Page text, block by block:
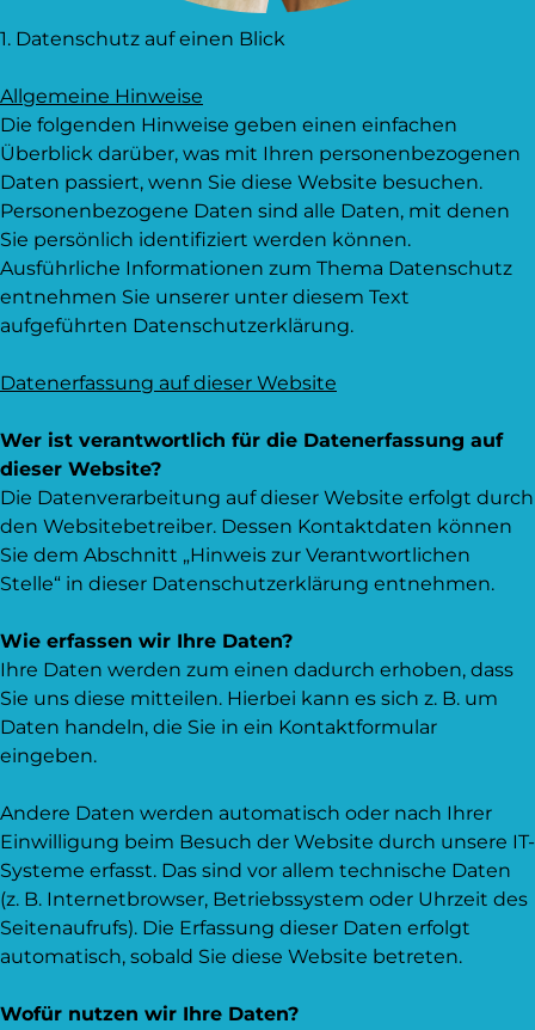
1. Datenschutz auf einen Blick
Allgemeine Hinweise
Die folgenden Hinweise geben einen einfachen
Überblick darüber, was mit Ihren personenbezogenen
Daten passiert, wenn Sie diese Website besuchen.
Personenbezogene Daten sind alle Daten, mit denen
Sie persönlich identifiziert werden können.
Ausführliche Informationen zum Thema Datenschutz
entnehmen Sie unserer unter diesem Text
aufgeführten Datenschutzerklärung.
Datenerfassung auf dieser Website
Wer ist verantwortlich für die Datenerfassung auf
dieser Website?
Die Datenverarbeitung auf dieser Website erfolgt durch
den Websitebetreiber. Dessen Kontaktdaten können
Sie dem Abschnitt „Hinweis zur Verantwortlichen
Stelle“ in dieser Datenschutzerklärung entnehmen.
Wie erfassen wir Ihre Daten?
Ihre Daten werden zum einen dadurch erhoben, dass
Sie uns diese mitteilen. Hierbei kann es sich z. B. um
Daten handeln, die Sie in ein Kontaktformular
eingeben.
Andere Daten werden automatisch oder nach Ihrer
Einwilligung beim Besuch der Website durch unsere IT-
Systeme erfasst. Das sind vor allem technische Daten
(z. B. Internetbrowser, Betriebssystem oder Uhrzeit des
Seitenaufrufs). Die Erfassung dieser Daten erfolgt
automatisch, sobald Sie diese Website betreten.
Wofür nutzen wir Ihre Daten?